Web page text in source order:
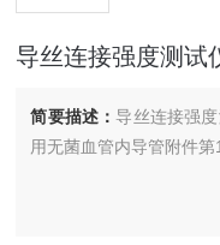
导丝连接强度测试
简要描述：导丝连接强
用无菌血管内导管附件第